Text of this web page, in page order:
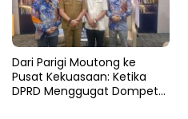
Dari Parigi Moutong ke
Pusat Kekuasaan: Ketika
DPRD Menggugat Dompet